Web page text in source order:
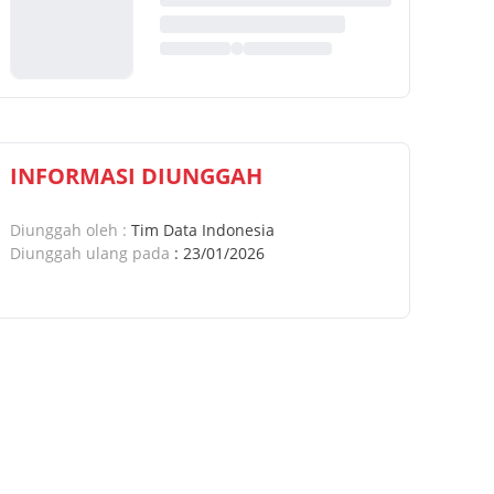
INFORMASI DIUNGGAH
Diunggah oleh : Tim Data Indonesia
Diunggah ulang pada : 23/01/2026